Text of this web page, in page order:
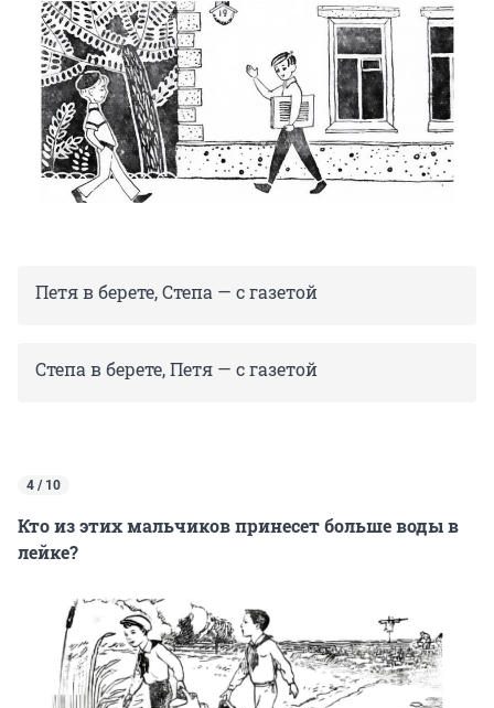
Петя в берете, Степа — с газетой
Степа в берете, Петя — с газетой
4 / 10
Кто из этих мальчиков принесет больше воды в
лейке?